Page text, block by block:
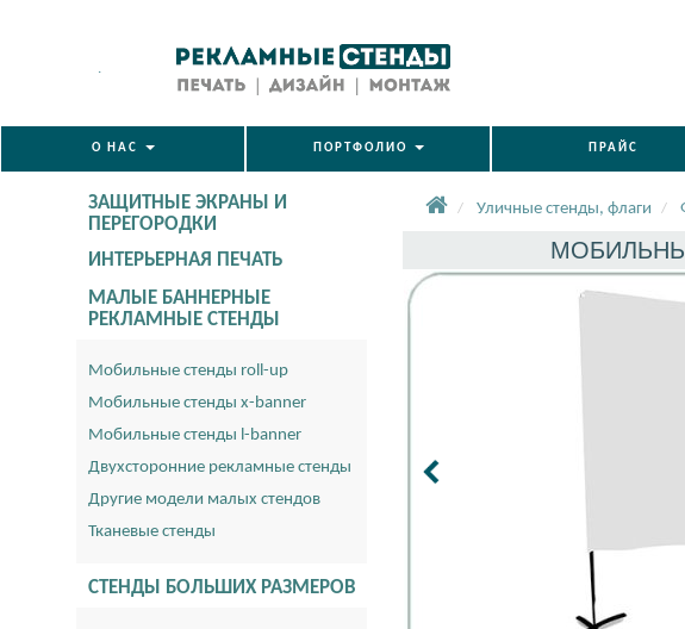
.
О НАС ПОРТФОЛИО ПРАЙС
ЗАЩИТНЫЕ ЭКРАНЫ И
ПЕРЕГОРОДКИ
ИНТЕРЬЕРНАЯ ПЕЧАТЬ
МАЛЫЕ БАННЕРНЫЕ
РЕКЛАМНЫЕ СТЕНДЫ
Мобильные стенды roll-up
Мобильные стенды x-banner
Мобильные стенды l-banner
Двухсторонние рекламные стенды
Другие модели малых стендов
Тканевые стенды
СТЕНДЫ БОЛЬШИХ РАЗМЕРОВ
Уличные стенды, флаги